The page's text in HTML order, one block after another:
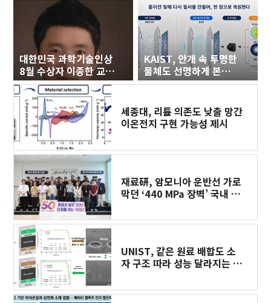
대한민국 과학기술인상
8월 수상자 이종한 교수
선정
KAIST, 안개 속 투명한
물체도 선명하게 본
다…한 번의 촬영으로
세종대, 리튬 의존도 낮출 망간
이온전지 구현 가능성 제시
재료硏, 암모니아 운반선 가로
막던 ‘440 MPa 장벽’ 국내 기
UNIST, 같은 원료 배합도 소
자 구조 따라 성능 달라지는 원